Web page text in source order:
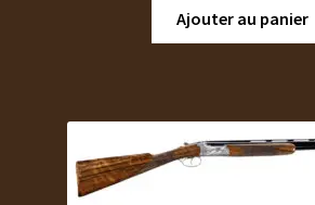
Ajouter au panier